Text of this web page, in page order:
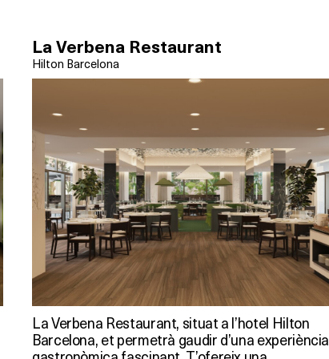
La Verbena Restaurant
Hilton Barcelona
La Verbena Restaurant, situat a l’hotel Hilton
Barcelona, et permetrà gaudir d’una experiència